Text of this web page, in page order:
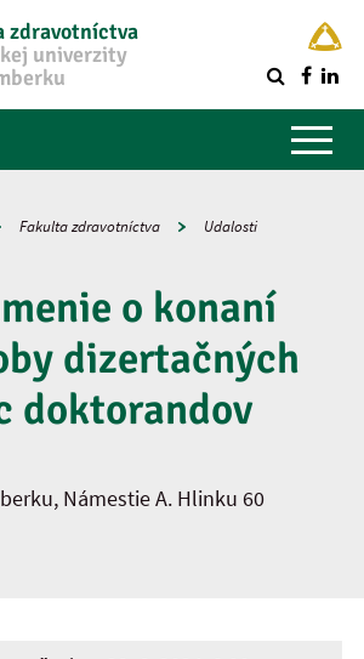
zdravotníctva
univerzity
Fakulta zdravotníctva Udalosti
o konaní
dizertačných
doktorandov
Námestie A. Hlinku 60